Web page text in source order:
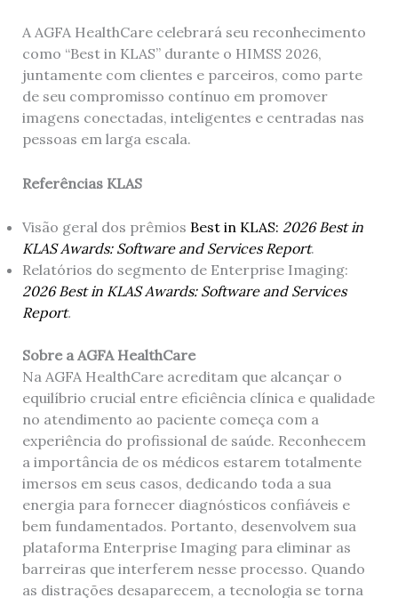
A AGFA HealthCare celebrará seu reconhecimento
como “Best in KLAS” durante o HIMSS 2026,
juntamente com clientes e parceiros, como parte
de seu compromisso contínuo em promover
imagens conectadas, inteligentes e centradas nas
pessoas em larga escala.
Referências KLAS
Visão geral dos prêmios Best in KLAS: 2026 Best in
KLAS Awards: Software and Services Report.
Relatórios do segmento de Enterprise Imaging:
2026 Best in KLAS Awards: Software and Services
Report.
Sobre a AGFA HealthCare
Na AGFA HealthCare acreditam que alcançar o
equilíbrio crucial entre eficiência clínica e qualidade
no atendimento ao paciente começa com a
experiência do profissional de saúde. Reconhecem
a importância de os médicos estarem totalmente
imersos em seus casos, dedicando toda a sua
energia para fornecer diagnósticos confiáveis ​​e
bem fundamentados. Portanto, desenvolvem sua
plataforma Enterprise Imaging para eliminar as
barreiras que interferem nesse processo. Quando
as distrações desaparecem, a tecnologia se torna